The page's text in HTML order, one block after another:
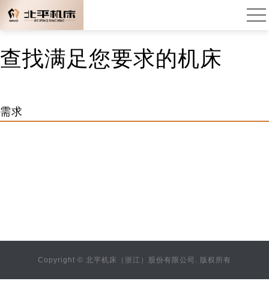
查找满足您要求的机床
需求
Copyright © 北平机床（浙江）股份有限公司. 版权所有